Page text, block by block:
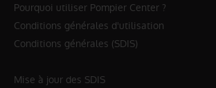
Pourquoi utiliser Pompier Center ?
Conditions générales d'utilisation
Conditions générales (SDIS)
Mise à jour des SDIS